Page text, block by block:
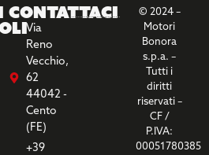
Contattaci
Via
Reno
Vecchio,
62
44042 -
Cento
(FE)
+39
© 2024 –
Motori
Bonora
s.p.a. –
Tutti i
diritti
riservati –
CF /
P.IVA:
00051780385